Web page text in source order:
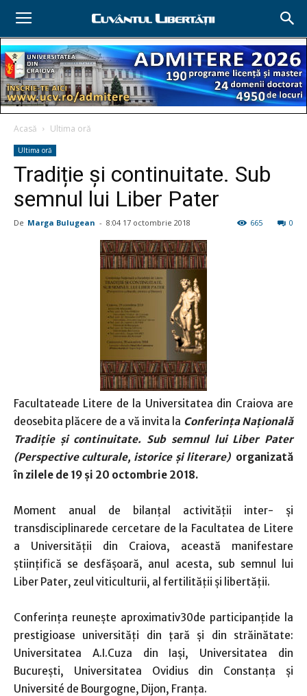
Acasă Ultima oră
Ultima oră
Tradiție și continuitate. Sub
semnul lui Liber Pater
De Marga Bulugean - 8:04 17 octombrie 2018 0
665
Facultateade Litere de la Universitatea din Craiova are
deosebita plăcere de a vă invita la Conferința Națională
Tradiție și continuitate. Sub semnul lui Liber Pater
(Perspective culturale, istorice și literare)organizată
în zilele de 19 și 20 octombrie 2018.
Moment anual de bilanţal activității inter- și
transdisciplinarede cercetare de la Facultatea de Litere
a Universității din Craiova, această manifestare
științifică se desfășoară, anul acesta, sub semnul lui
Liber Pater, zeul viticulturii, al fertilității și libertății.
Conferința reuneşte aproximativ30de participanţide la
prestigioase universităţi din țară și din străinătate:
Universitatea A.I.Cuza din Iași, Universitatea din
București, Universitatea Ovidius din Constanța și
Université de Bourgogne, Dijon, Franța.